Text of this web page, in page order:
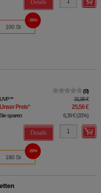
Details
100 St
26%
0
UVP** 31,95 €
Unser Preis* 25,56 €
Sie sparen 6,39 €(20%)
Details
180 St
20%